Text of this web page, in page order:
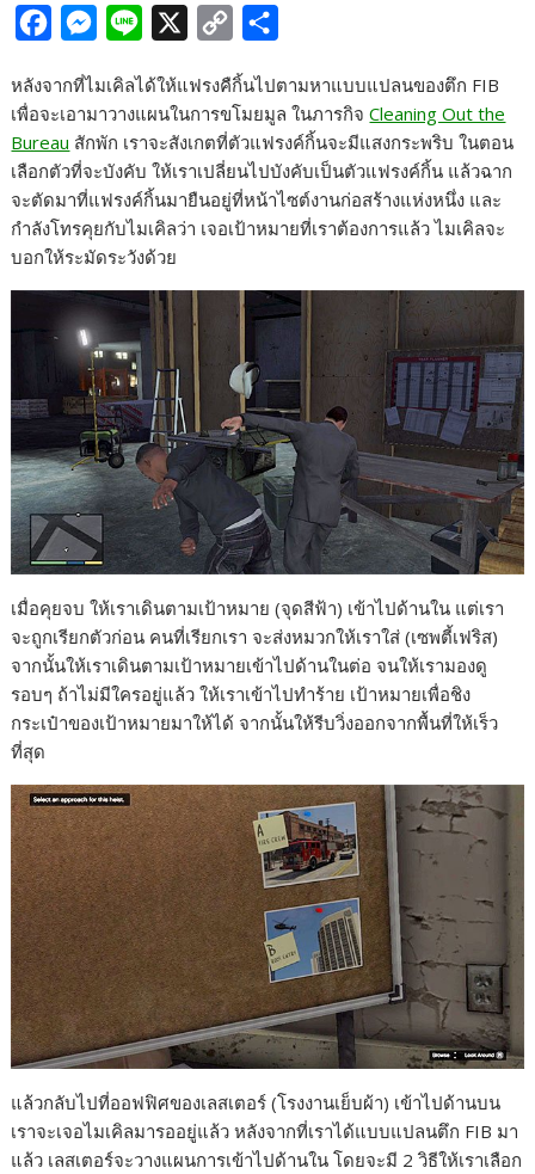
c
b
o
o
M
s
s
e
n
g
n
p
y
L
i
n
a
e
หลังจากที่ไมเคิลได้ให้แฟรงคืกิ้นไปตามหาแบบแปลนของตึก FIB
เพื่อจะเอามาวางแผนในการขโมยมูล ในภารกิจCleaning Out the
Bureau สักพัก เราจะสังเกตที่ตัวแฟรงค์กิ้นจะมีแสงกระพริบ ในตอน
เลือกตัวที่จะบังคับ ให้เราเปลี่ยนไปบังคับเป็นตัวแฟรงค์กิ้น แล้วฉาก
จะตัดมาที่แฟรงค์กิ้นมายืนอยู่ที่หน้าไซต์งานก่อสร้างแห่งหนึ่ง และ
กำลังโทรคุยกับไมเคิลว่า เจอเป้าหมายที่เราต้องการแล้ว ไมเคิลจะ
บอกให้ระมัดระวังด้วย
เมื่อคุยจบ ให้เราเดินตามเป้าหมาย (จุดสีฟ้า) เข้าไปด้านใน แต่เรา
จะถูกเรียกตัวก่อน คนที่เรียกเรา จะส่งหมวกให้เราใส่ (เซพตี้เฟริส)
จากนั้นให้เราเดินตามเป้าหมายเข้าไปด้านในต่อ จนให้เรามองดู
รอบๆ ถ้าไม่มีใครอยู่แล้ว ให้เราเข้าไปทำร้าย เป้าหมายเพื่อชิง
กระเป๋าของเป้าหมายมาให้ได้ จากนั้นให้รีบวิ่งออกจากพื้นที่ให้เร็ว
ที่สุด
แล้วกลับไปที่ออฟฟิศของเลสเตอร์ (โรงงานเย็บผ้า) เข้าไปด้านบน
เราจะเจอไมเคิลมารออยู่แล้ว หลังจากที่เราได้แบบแปลนตึก FIB มา
แล้ว เลสเตอร์จะวางแผนการเข้าไปด้านใน โดยจะมี 2 วิธีให้เราเลือก